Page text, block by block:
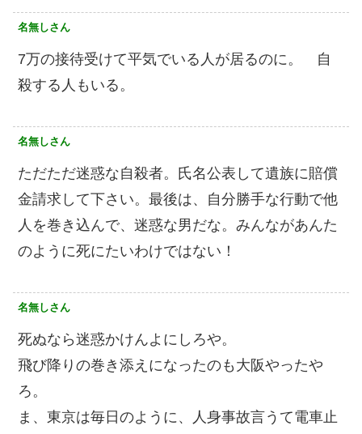
名無しさん
7万の接待受けて平気でいる人が居るのに。 自
殺する人もいる。
名無しさん
ただただ迷惑な自殺者。氏名公表して遺族に賠償
金請求して下さい。最後は、自分勝手な行動で他
人を巻き込んで、迷惑な男だな。みんながあんた
のように死にたいわけではない！
名無しさん
死ぬなら迷惑かけんよにしろや。
飛び降りの巻き添えになったのも大阪やったや
ろ。
ま、東京は毎日のように、人身事故言うて電車止